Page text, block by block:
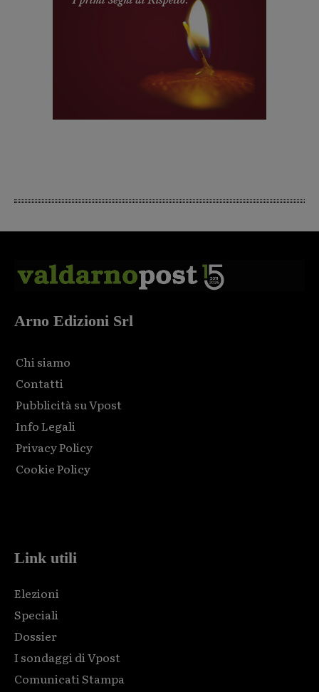
Arno Edizioni Srl
Chi siamo
Contatti
Pubblicità su Vpost
Info Legali
Privacy Policy
Cookie Policy
Link utili
Elezioni
Speciali
Dossier
I sondaggi di Vpost
Comunicati Stampa